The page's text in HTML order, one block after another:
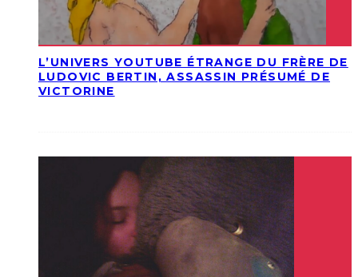
L’UNIVERS YOUTUBE ÉTRANGE DU FRÈRE DE
LUDOVIC BERTIN, ASSASSIN PRÉSUMÉ DE
VICTORINE